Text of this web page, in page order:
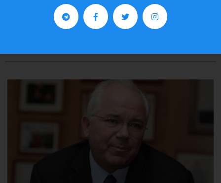
Preguntas frecuentes sobre la visa
EE.UU. 2020